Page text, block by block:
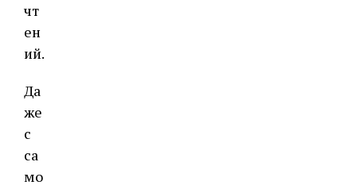
чт
ен
ий.
Да
же
с
са
мо